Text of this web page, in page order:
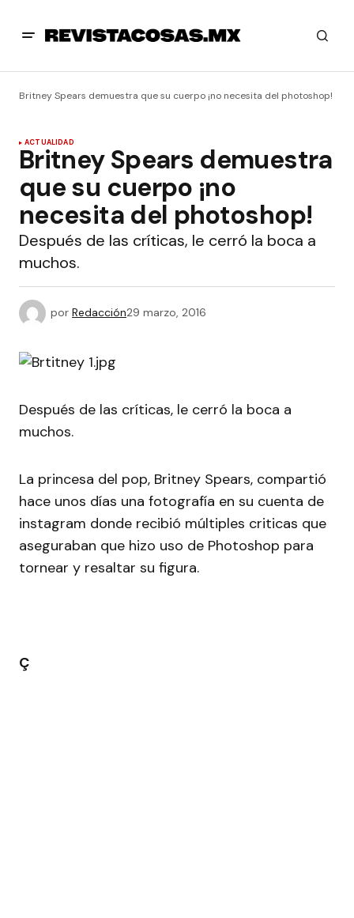
Britney Spears demuestra que su cuerpo ¡no necesita del photoshop!
ACTUALIDAD
Britney Spears demuestra
que su cuerpo ¡no
necesita del photoshop!
Después de las críticas, le cerró la boca a
muchos.
por Redacción29 marzo, 2016
Después de las críticas, le cerró la boca a
muchos.
La princesa del pop, Britney Spears, compartió
hace unos días una fotografía en su cuenta de
instagram donde recibió múltiples criticas que
aseguraban que hizo uso de Photoshop para
tornear y resaltar su figura.
Ç